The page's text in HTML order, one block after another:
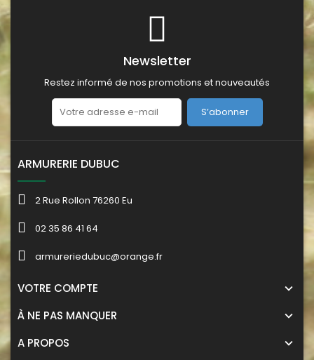
Newsletter
Restez informé de nos promotions et nouveautés
S’abonner
ARMURERIE DUBUC
2 Rue Rollon 76260 Eu
02 35 86 41 64
armureriedubuc@orange.fr
VOTRE COMPTE
À NE PAS MANQUER
A PROPOS